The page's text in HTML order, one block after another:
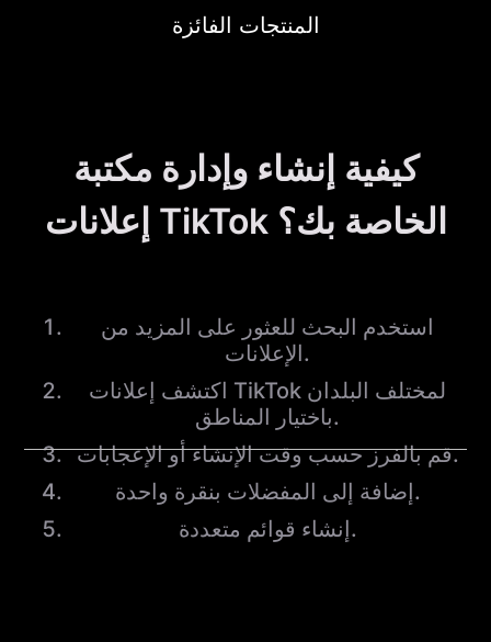
المنتجات الفائزة
كيفية إنشاء وإدارة مكتبة
إعلانات TikTok الخاصة بك؟
استخدم البحث للعثور على المزيد من
الإعلانات.
اكتشف إعلانات TikTok لمختلف البلدان
باختيار المناطق.
قم بالفرز حسب وقت الإنشاء أو الإعجابات.
إضافة إلى المفضلات بنقرة واحدة.
إنشاء قوائم متعددة.